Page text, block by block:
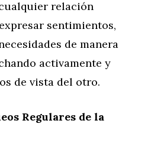
relación
sentimientos,
de manera
activamente y
de vista del otro.
Regulares de la